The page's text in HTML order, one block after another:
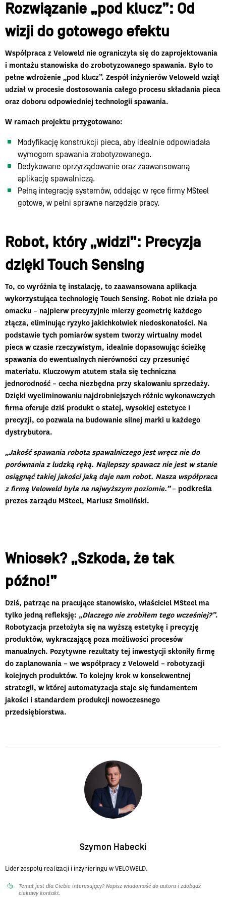
Rozwiązanie „pod klucz”: Od
wizji do gotowego efektu
Współpraca z Veloweld nie ograniczyła się do zaprojektowania
i montażu stanowiska do zrobotyzowanego spawania. Było to
pełne wdrożenie „pod klucz”. Zespół inżynierów Veloweld wziął
udział w procesie dostosowania całego procesu składania pieca
oraz doboru odpowiedniej technologii spawania.
W ramach projektu przygotowano:
Modyfikację konstrukcji pieca, aby idealnie odpowiadała
wymogom spawania zrobotyzowanego.
Dedykowane oprzyrządowanie oraz zaawansowaną
aplikację spawalniczą.
Pełną integrację systemów, oddając w ręce firmy MSteel
gotowe, w pełni sprawne narzędzie pracy.
Robot, który „widzi”: Precyzja
dzięki Touch Sensing
To, co wyróżnia tę instalację, to zaawansowana aplikacja
wykorzystująca technologię Touch Sensing. Robot nie działa po
omacku – najpierw precyzyjnie mierzy geometrię każdego
złącza, eliminując ryzyko jakichkolwiek niedoskonałości. Na
podstawie tych pomiarów system tworzy wirtualny model
pieca w czasie rzeczywistym, idealnie dopasowując ścieżkę
spawania do ewentualnych nierówności czy przesunięć
materiału. Kluczowym atutem stała się techniczna
jednorodność – cecha niezbędna przy skalowaniu sprzedaży.
Dzięki wyeliminowaniu najdrobniejszych różnic wykonawczych
firma oferuje dziś produkt o stałej, wysokiej estetyce i
precyzji, co pozwala na budowanie silnej marki u każdego
dystrybutora.
„Jakość spawania robota spawalniczego jest wręcz nie do
porównania z ludzką ręką. Najlepszy spawacz nie jest w stanie
osiągnąć takiej jakości jaką daje nam robot. Nasza współpraca
z firmą Veloweld była na najwyższym poziomie.”– podkreśla
prezes zarządu MSteel, Mariusz Smoliński.
Wniosek? „Szkoda, że tak
późno!”
Dziś, patrząc na pracujące stanowisko, właściciel MSteel ma
tylko jedną refleksję: „Dlaczego nie zrobiłem tego wcześniej?”.
Robotyzacja przełożyła się na wyższą estetykę i precyzję
produktów, wykraczającą poza możliwości procesów
manualnych. Pozytywne rezultaty tej inwestycji skłoniły firmę
do zaplanowania – we współpracy z Veloweld – robotyzacji
kolejnych produktów. To kolejny krok w konsekwentnej
strategii, w której automatyzacja staje się fundamentem
jakości i standardem produkcji nowoczesnego
przedsiębiorstwa.
Szymon Habecki
Lider zespołu realizacji i inżynieringu w VELOWELD.
Temat jest dla Ciebie interesujący? Napisz wiadomość do autora i zdobądź
ciekawy kontakt.